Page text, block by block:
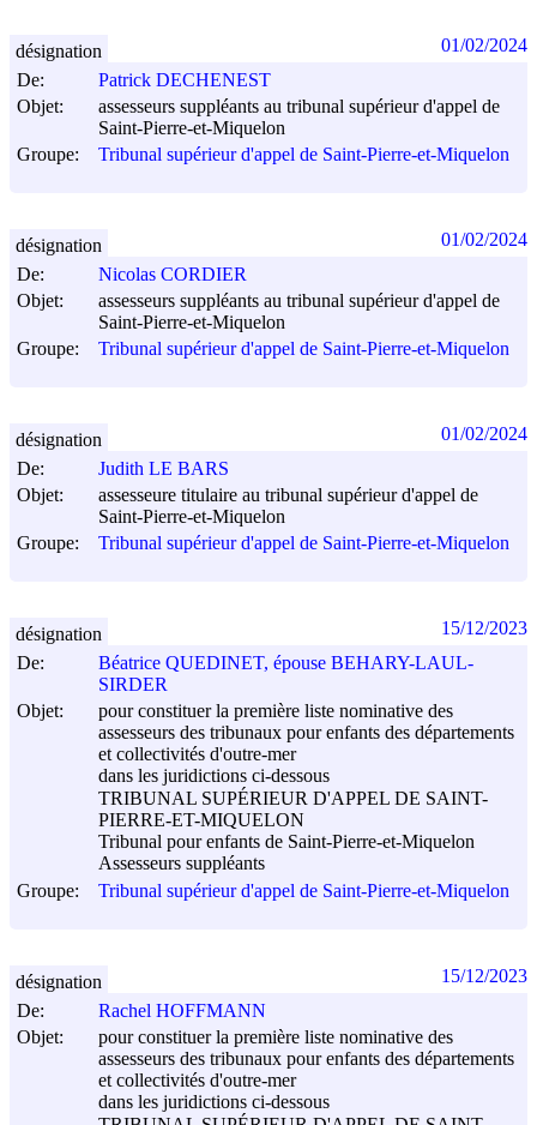
De:
Patrick DECHENEST
Objet:
assesseurs suppléants au tribunal supérieur d'appel de
Saint-Pierre-et-Miquelon
Groupe:
Tribunal supérieur d'appel de Saint-Pierre-et-Miquelon
désignation 01/02/2024
De:
Nicolas CORDIER
Objet:
assesseurs suppléants au tribunal supérieur d'appel de
Saint-Pierre-et-Miquelon
Groupe:
Tribunal supérieur d'appel de Saint-Pierre-et-Miquelon
désignation 01/02/2024
De:
Judith LE BARS
Objet:
assesseure titulaire au tribunal supérieur d'appel de
Saint-Pierre-et-Miquelon
Groupe:
Tribunal supérieur d'appel de Saint-Pierre-et-Miquelon
désignation 01/02/2024
De:
Béatrice QUEDINET, épouse BEHARY-LAUL-
SIRDER
Objet:
pour constituer la première liste nominative des
assesseurs des tribunaux pour enfants des départements
et collectivités d'outre-mer
dans les juridictions ci-dessous
TRIBUNAL SUPÉRIEUR D'APPEL DE SAINT-
PIERRE-ET-MIQUELON
Tribunal pour enfants de Saint-Pierre-et-Miquelon
Assesseurs suppléants
Groupe:
Tribunal supérieur d'appel de Saint-Pierre-et-Miquelon
désignation 15/12/2023
De:
Rachel HOFFMANN
Objet:
pour constituer la première liste nominative des
assesseurs des tribunaux pour enfants des départements
et collectivités d'outre-mer
dans les juridictions ci-dessous
désignation 15/12/2023